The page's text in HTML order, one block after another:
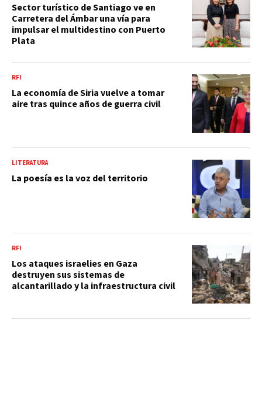
Sector turístico de Santiago ve en
Carretera del Ámbar una vía para
impulsar el multidestino con Puerto
Plata
RFI
La economía de Siria vuelve a tomar
aire tras quince años de guerra civil
LITERATURA
La poesía es la voz del territorio
RFI
Los ataques israelies en Gaza
destruyen sus sistemas de
alcantarillado y la infraestructura civil